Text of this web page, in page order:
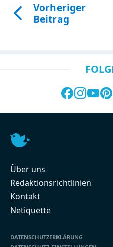
Vorheriger
Beitrag
Über uns
Redaktionsrichtlinien
Kontakt
Netiquette
DATENSCHUTZERKLÄRUNG